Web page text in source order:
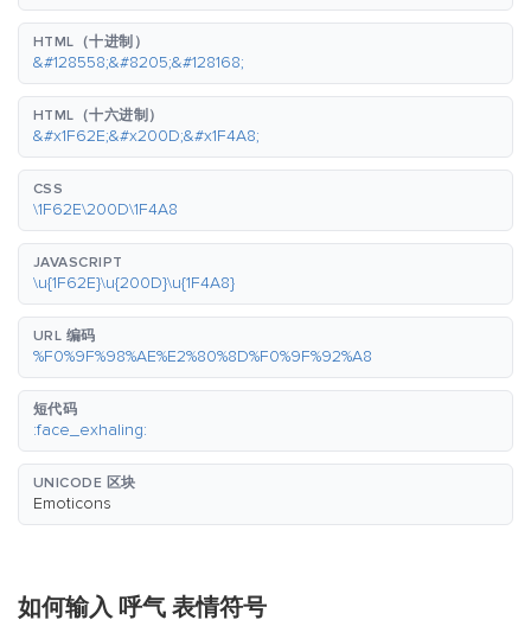
HTML（十进制）
&#128558;&#8205;&#128168;
HTML（十六进制）
&#x1F62E;&#x200D;&#x1F4A8;
CSS
\1F62E\200D\1F4A8
JAVASCRIPT
\u{1F62E}\u{200D}\u{1F4A8}
URL 编码
%F0%9F%98%AE%E2%80%8D%F0%9F%92%A8
短代码
:face_exhaling:
UNICODE 区块
Emoticons
如何输入 呼气 表情符号